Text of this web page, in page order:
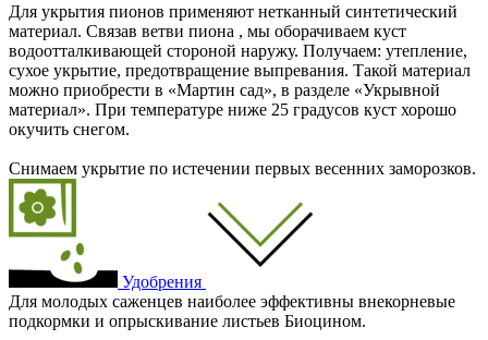
Для укрытия пионов применяют нетканный синтетический
материал. Связав ветви пиона , мы оборачиваем куст
водоотталкивающей стороной наружу. Получаем: утепление,
сухое укрытие, предотвращение выпревания. Такой материал
можно приобрести в «Мартин сад», в разделе «Укрывной
материал». При температуре ниже 25 градусов куст хорошо
окучить снегом.
Снимаем укрытие по истечении первых весенних заморозков.
Удобрения
Для молодых саженцев наиболее эффективны внекорневые
подкормки и опрыскивание листьев Биоцином.